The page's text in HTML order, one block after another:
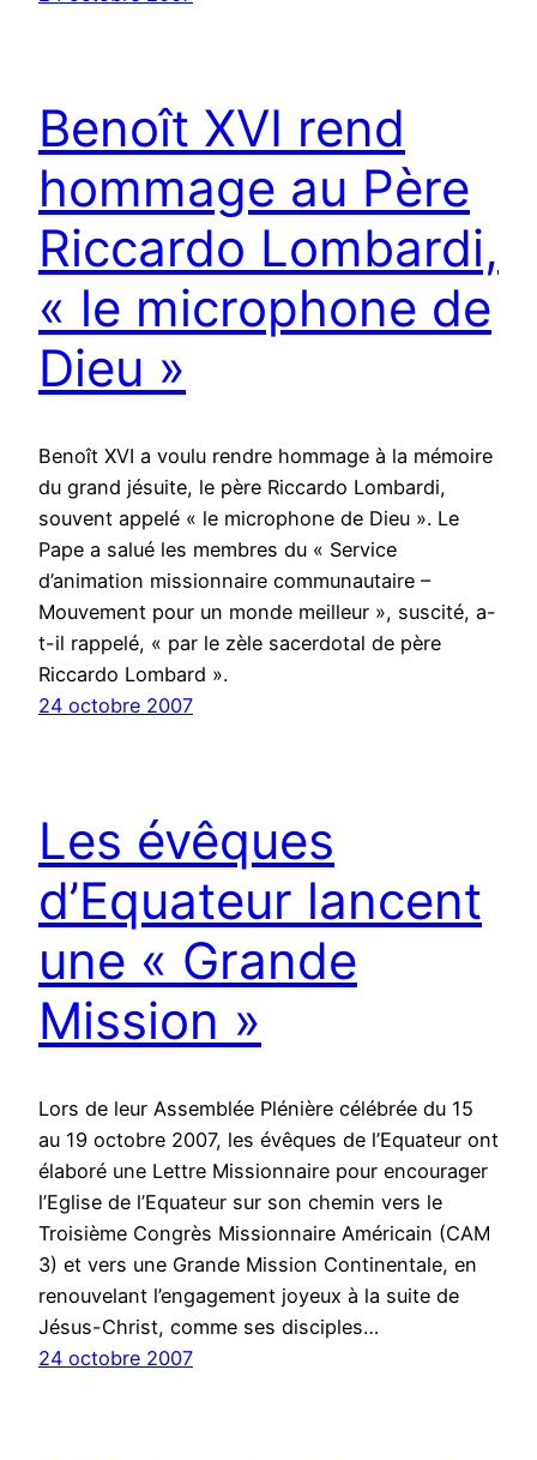
Benoît XVI rend
hommage au Père
Riccardo Lombardi,
« le microphone de
Dieu »
Benoît XVI a voulu rendre hommage à la mémoire
du grand jésuite, le père Riccardo Lombardi,
souvent appelé « le microphone de Dieu ». Le
Pape a salué les membres du « Service
d’animation missionnaire communautaire –
Mouvement pour un monde meilleur », suscité, a-
t-il rappelé, « par le zèle sacerdotal de père
Riccardo Lombard ».
24 octobre 2007
Les évêques
d’Equateur lancent
une « Grande
Mission »
Lors de leur Assemblée Plénière célébrée du 15
au 19 octobre 2007, les évêques de l’Equateur ont
élaboré une Lettre Missionnaire pour encourager
l’Eglise de l’Equateur sur son chemin vers le
Troisième Congrès Missionnaire Américain (CAM
3) et vers une Grande Mission Continentale, en
renouvelant l’engagement joyeux à la suite de
Jésus-Christ, comme ses disciples…
24 octobre 2007